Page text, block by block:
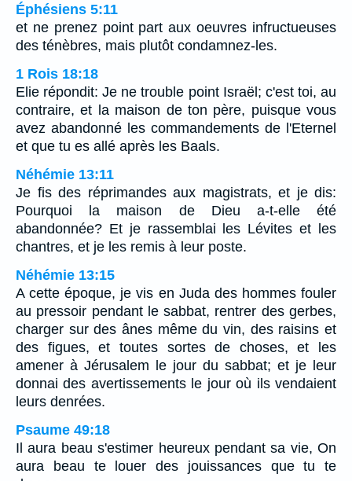
Éphésiens 5:11
et ne prenez point part aux oeuvres infructueuses
des ténèbres, mais plutôt condamnez-les.
1 Rois 18:18
Elie répondit: Je ne trouble point Israël; c'est toi, au
contraire, et la maison de ton père, puisque vous
avez abandonné les commandements de l'Eternel
et que tu es allé après les Baals.
Néhémie 13:11
Je fis des réprimandes aux magistrats, et je dis:
Pourquoi la maison de Dieu a-t-elle été
abandonnée? Et je rassemblai les Lévites et les
chantres, et je les remis à leur poste.
Néhémie 13:15
A cette époque, je vis en Juda des hommes fouler
au pressoir pendant le sabbat, rentrer des gerbes,
charger sur des ânes même du vin, des raisins et
des figues, et toutes sortes de choses, et les
amener à Jérusalem le jour du sabbat; et je leur
donnai des avertissements le jour où ils vendaient
leurs denrées.
Psaume 49:18
Il aura beau s'estimer heureux pendant sa vie, On
aura beau te louer des jouissances que tu te